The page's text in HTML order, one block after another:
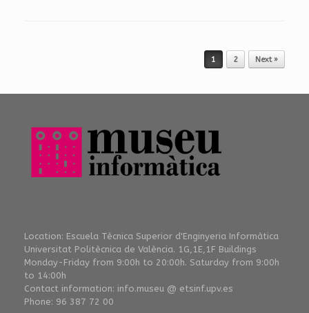
1 2 Next »
Location: Escuela Tècnica Superior d'Enginyeria Informàtica
Universitat Politècnica de València. 1G,1E,1F Buildings
Monday-Friday from 9:00h to 20:00h. Saturday from 9:00h
to 14:00h
Contact information: info.museu @ etsinf.upv.es
Phone: 96 387 72 00